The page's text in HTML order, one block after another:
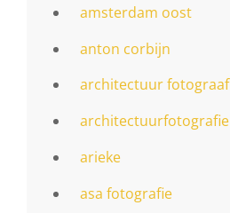
amsterdam oost
anton corbijn
architectuur fotograaf
architectuurfotografie
arieke
asa fotografie